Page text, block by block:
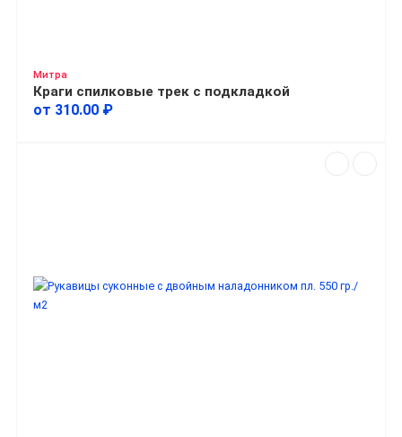
Митра
Краги спилковые трек с подкладкой
от 310.00 ₽